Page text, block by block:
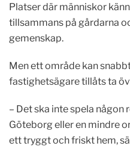
Platser där människor
tillsammans på gårdarna
gemenskap.
Men ett område kan
fastighetsägare tillåts ta
– Det ska inte spela någon
Göteborg eller en mindre
ett tryggt och friskt hem,